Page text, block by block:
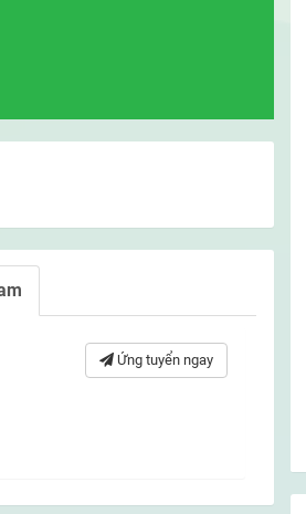
Ứng tuyển ngay